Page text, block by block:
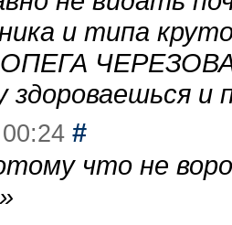
и типа
здороваешься
#
что не
»